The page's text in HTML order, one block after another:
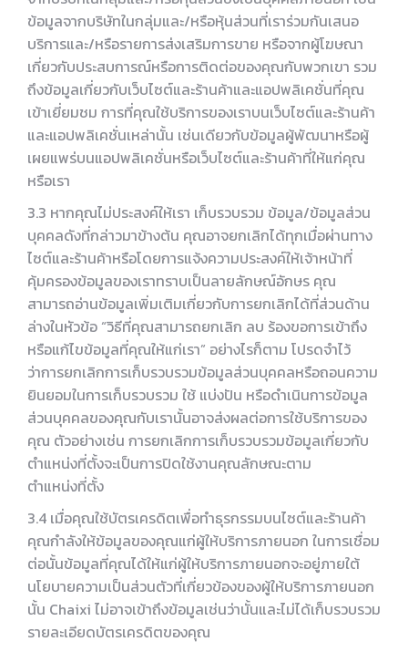
ข้อมูลจากบริษัทในกลุ่มและ/หรือหุ้นส่วนที่เราร่วมกันเสนอ
บริการและ/หรือรายการส่งเสริมการขาย หรือจากผู้โฆษณา
เกี่ยวกับประสบการณ์หรือการติดต่อของคุณกับพวกเขา รวม
ถึงข้อมูลเกี่ยวกับเว็บไซต์และร้านค้าและแอปพลิเคชั่นที่คุณ
เข้าเยี่ยมชม การที่คุณใช้บริการของเราบนเว็บไซต์และร้านค้า
และแอปพลิเคชั่นเหล่านั้น เช่นเดียวกับข้อมูลผู้พัฒนาหรือผู้
เผยแพร่บนแอปพลิเคชั่นหรือเว็บไซต์และร้านค้าที่ให้แก่คุณ
หรือเรา
3.3 หากคุณไม่ประสงค์ให้เรา เก็บรวบรวม ข้อมูล/ข้อมูลส่วน
บุคคลดังที่กล่าวมาข้างต้น คุณอาจยกเลิกได้ทุกเมื่อผ่านทาง
ไซต์และร้านค้าหรือโดยการแจ้งความประสงค์ให้เจ้าหน้าที่
คุ้มครองข้อมูลของเราทราบเป็นลายลักษณ์อักษร คุณ
สามารถอ่านข้อมูลเพิ่มเติมเกี่ยวกับการยกเลิกได้ที่ส่วนด้าน
ล่างในหัวข้อ “วิธีที่คุณสามารถยกเลิก ลบ ร้องขอการเข้าถึง
หรือแก้ไขข้อมูลที่คุณให้แก่เรา” อย่างไรก็ตาม โปรดจำไว้
ว่าการยกเลิกการเก็บรวบรวมข้อมูลส่วนบุคคลหรือถอนความ
ยินยอมในการเก็บรวบรวม ใช้ แบ่งปัน หรือดำเนินการข้อมูล
ส่วนบุคคลของคุณกับเรานั้นอาจส่งผลต่อการใช้บริการของ
คุณ ตัวอย่างเช่น การยกเลิกการเก็บรวบรวมข้อมูลเกี่ยวกับ
ตำแหน่งที่ตั้งจะเป็นการปิดใช้งานคุณลักษณะตาม
ตำแหน่งที่ตั้ง
3.4 เมื่อคุณใช้บัตรเครดิตเพื่อทำธุรกรรมบนไซต์และร้านค้า
คุณกำลังให้ข้อมูลของคุณแก่ผู้ให้บริการภายนอก ในการเชื่อม
ต่อนั้นข้อมูลที่คุณได้ให้แก่ผู้ให้บริการภายนอกจะอยู่ภายใต้
นโยบายความเป็นส่วนตัวที่เกี่ยวข้องของผู้ให้บริการภายนอก
นั้น Chaixi ไม่อาจเข้าถึงข้อมูลเช่นว่านั้นและไม่ได้เก็บรวบรวม
รายละเอียดบัตรเครดิตของคุณ